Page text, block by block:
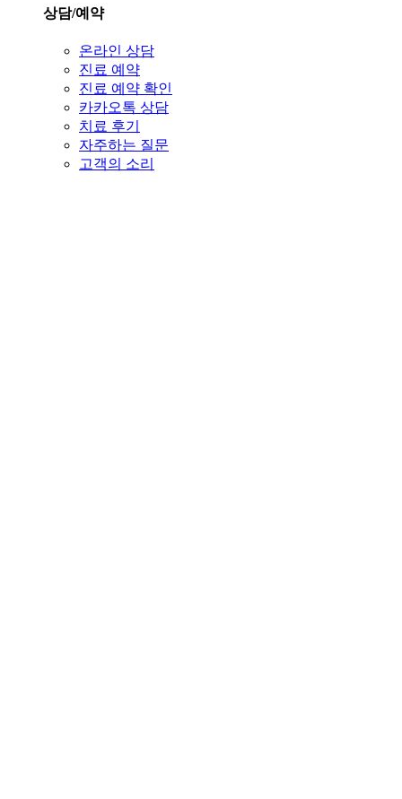
상담/예약
온라인 상담
진료 예약
진료 예약 확인
카카오톡 상담
치료 후기
자주하는 질문
고객의 소리